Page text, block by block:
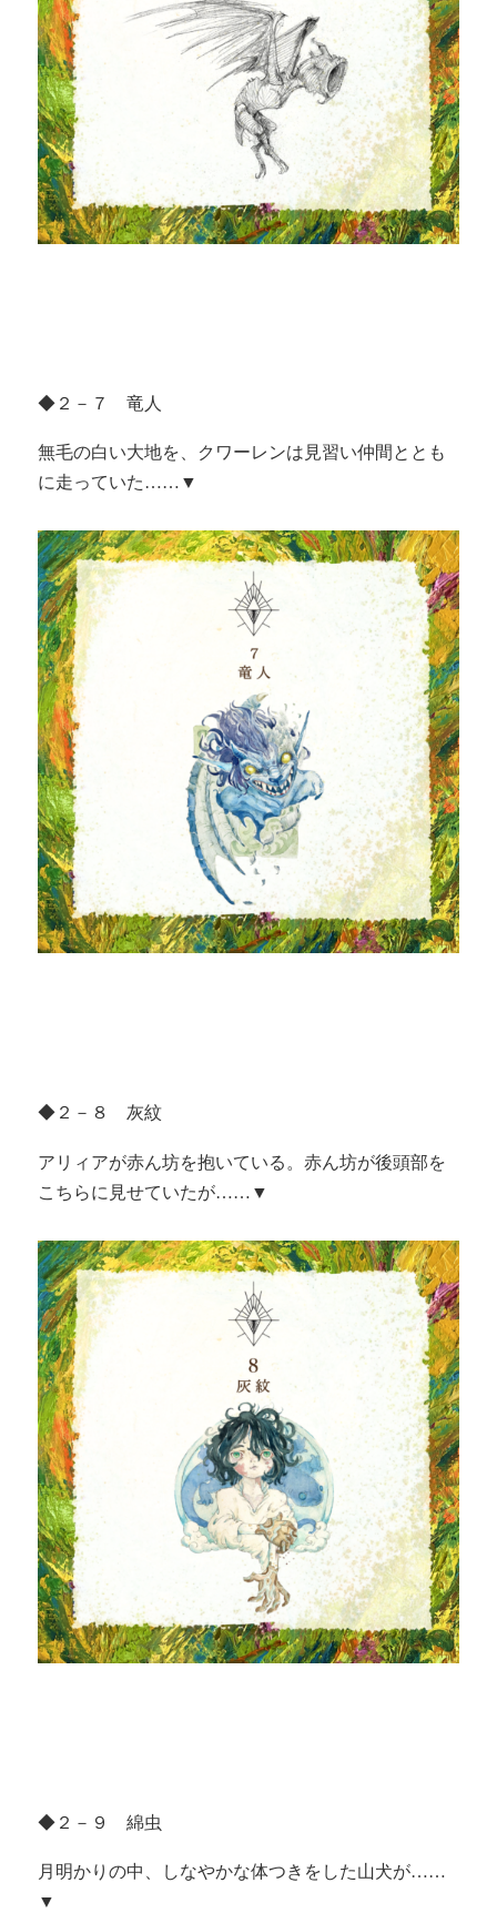
◆２－７ 竜人
無毛の白い大地を、クワーレンは見習い仲間ととも
に走っていた……▼
◆２－８ 灰紋
アリィアが赤ん坊を抱いている。赤ん坊が後頭部を
こちらに見せていたが……▼
◆２－９ 綿虫
月明かりの中、しなやかな体つきをした山犬が……
▼